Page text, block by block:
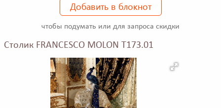
Добавить в блокнот
чтобы подумать или для запроса скидки
Столик FRANCESCO MOLON T173.01